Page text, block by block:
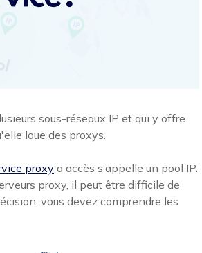
sous-réseaux IP et qui y offre
loue des proxys.
proxya accès s’appelle un pool IP.
proxy, il peut être difficile de
vous devez comprendre les